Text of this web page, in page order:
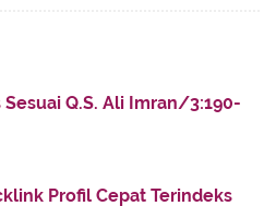
Sabda Nabi Muhammad
Islam Rahmatan lil ...
Pasca-Ramadhan
Q.S. Ali Imran/3:190-
Profil Cepat Terindeks